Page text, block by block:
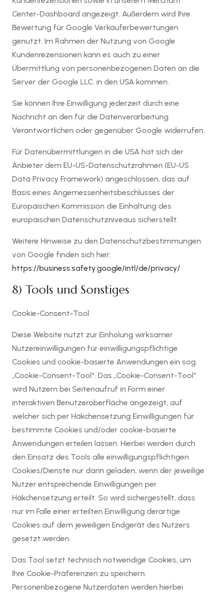
Center-Dashboard angezeigt. Außerdem wird Ihre
Bewertung für Google Verkäuferbewertungen
genutzt. Im Rahmen der Nutzung von Google
Kundenrezensionen kann es auch zu einer
Übermittlung von personenbezogenen Daten an die
Server der Google LLC. in den USA kommen.
Sie können Ihre Einwilligung jederzeit durch eine
Nachricht an den für die Datenverarbeitung
Verantwortlichen oder gegenüber Google widerrufen.
Für Datenübermittlungen in die USA hat sich der
Anbieter dem EU-US-Datenschutzrahmen (EU-US
Data Privacy Framework) angeschlossen, das auf
Basis eines Angemessenheitsbeschlusses der
Europäischen Kommission die Einhaltung des
europäischen Datenschutzniveaus sicherstellt.
Weitere Hinweise zu den Datenschutzbestimmungen
von Google finden sich hier:
https://business.safety.google/intl/de/privacy/
8) Tools und Sonstiges
Cookie-Consent-Tool
Diese Website nutzt zur Einholung wirksamer
Nutzereinwilligungen für einwilligungspflichtige
Cookies und cookie-basierte Anwendungen ein sog.
„Cookie-Consent-Tool“. Das „Cookie-Consent-Tool“
wird Nutzern bei Seitenaufruf in Form einer
interaktiven Benutzeroberfläche angezeigt, auf
welcher sich per Häkchensetzung Einwilligungen für
bestimmte Cookies und/oder cookie-basierte
Anwendungen erteilen lassen. Hierbei werden durch
den Einsatz des Tools alle einwilligungspflichtigen
Cookies/Dienste nur dann geladen, wenn der jeweilige
Nutzer entsprechende Einwilligungen per
Häkchensetzung erteilt. So wird sichergestellt, dass
nur im Falle einer erteilten Einwilligung derartige
Cookies auf dem jeweiligen Endgerät des Nutzers
gesetzt werden.
Das Tool setzt technisch notwendige Cookies, um
Ihre Cookie-Präferenzen zu speichern.
Personenbezogene Nutzerdaten werden hierbei